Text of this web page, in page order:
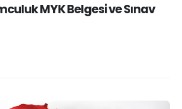
MYK Belgesi ve Sınav